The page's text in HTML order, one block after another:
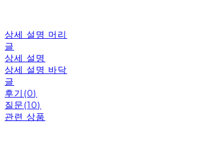
상세 설명 머리
글
상세 설명
상세 설명 바닥
글
후기(0)
질문(10)
관련 상품